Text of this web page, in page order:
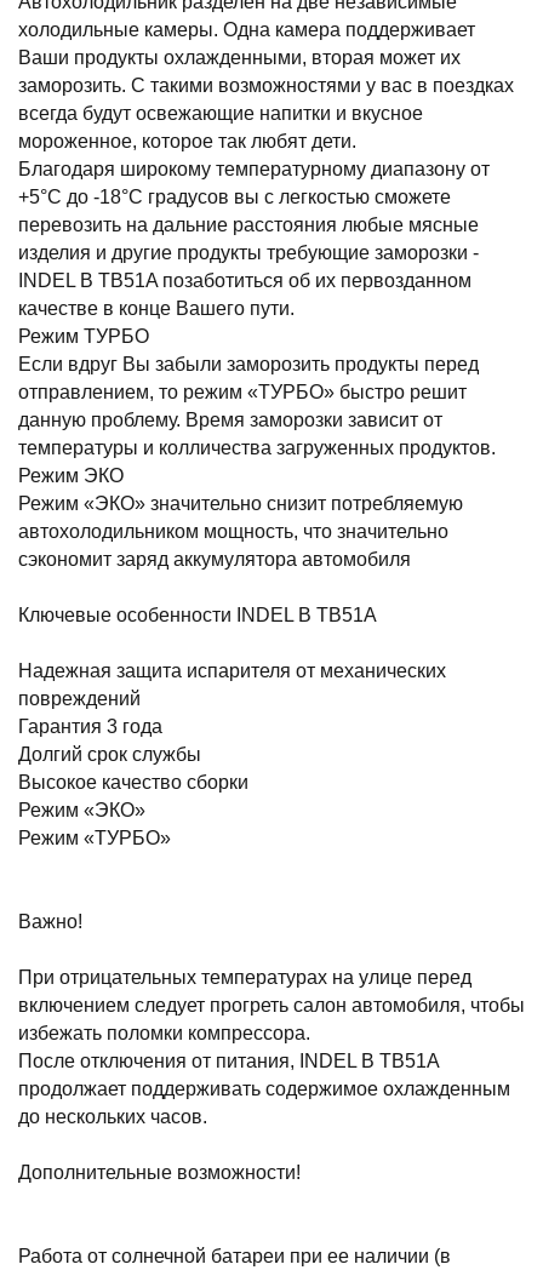
холодильные камеры. Одна камера поддерживает
Ваши продукты охлажденными, вторая может их
заморозить. С такими возможностями у вас в поездках
всегда будут освежающие напитки и вкусное
мороженное, которое так любят дети.
Благодаря широкому температурному диапазону от
+5°C до -18°C градусов вы с легкостью сможете
перевозить на дальние расстояния любые мясные
изделия и другие продукты требующие заморозки -
INDEL B TB51A позаботиться об их первозданном
качестве в конце Вашего пути.
Режим ТУРБО
Если вдруг Вы забыли заморозить продукты перед
отправлением, то режим «ТУРБО» быстро решит
данную проблему. Время заморозки зависит от
температуры и колличества загруженных продуктов.
Режим ЭКО
Режим «ЭКО» значительно снизит потребляемую
автохолодильником мощность, что значительно
сэкономит заряд аккумулятора автомобиля
Ключевые особенности INDEL B TB51A
Надежная защита испарителя от механических
повреждений
Гарантия 3 года
Долгий срок службы
Высокое качество сборки
Режим «ЭКО»
Режим «ТУРБО»
Важно!
При отрицательных температурах на улице перед
включением следует прогреть салон автомобиля, чтобы
избежать поломки компрессора.
После отключения от питания, INDEL B TB51A
продолжает поддерживать содержимое охлажденным
до нескольких часов.
Дополнительные возможности!
Работа от солнечной батареи при ее наличии (в